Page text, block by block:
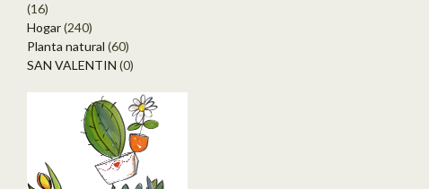
(16)
Hogar(240)
Planta natural (60)
SAN VALENTIN (0)